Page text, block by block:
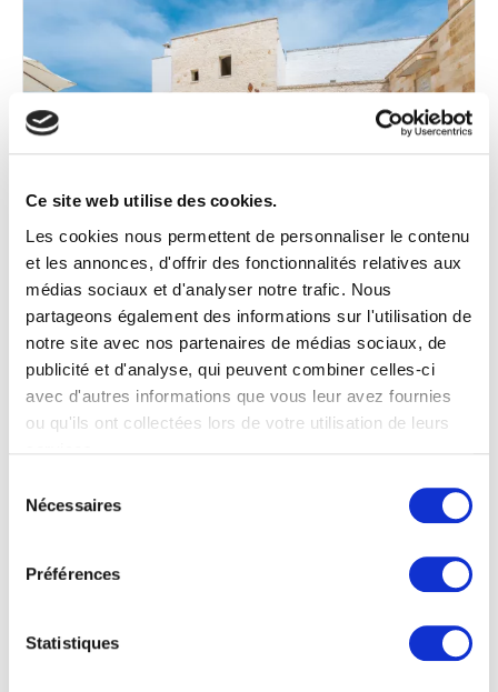
Ce site web utilise des cookies.
Les cookies nous permettent de personnaliser le contenu
et les annonces, d'offrir des fonctionnalités relatives aux
médias sociaux et d'analyser notre trafic. Nous
partageons également des informations sur l'utilisation de
notre site avec nos partenaires de médias sociaux, de
publicité et d'analyse, qui peuvent combiner celles-ci
avec d'autres informations que vous leur avez fournies
ou qu'ils ont collectées lors de votre utilisation de leurs
Nécessaires
Préférences
Statistiques
Casale Citrignano Masseria de
Prestige avec Piscine entre Ostuni
et le Salento
louer
Ostuni et San Michele Salentino. Cette propriété
l'alliance parfaite entre tradition rurale et
refuge idéal pour ceux qui recherchent